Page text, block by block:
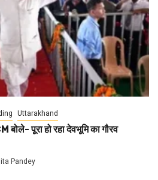
Uttarakhand
बोले- पूरा हो रहा देवभूमि का गौरव
Pandey